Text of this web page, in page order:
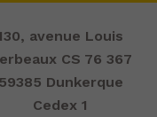
avenue Louis
CS 76 367
59385 Dunkerque
Cedex 1